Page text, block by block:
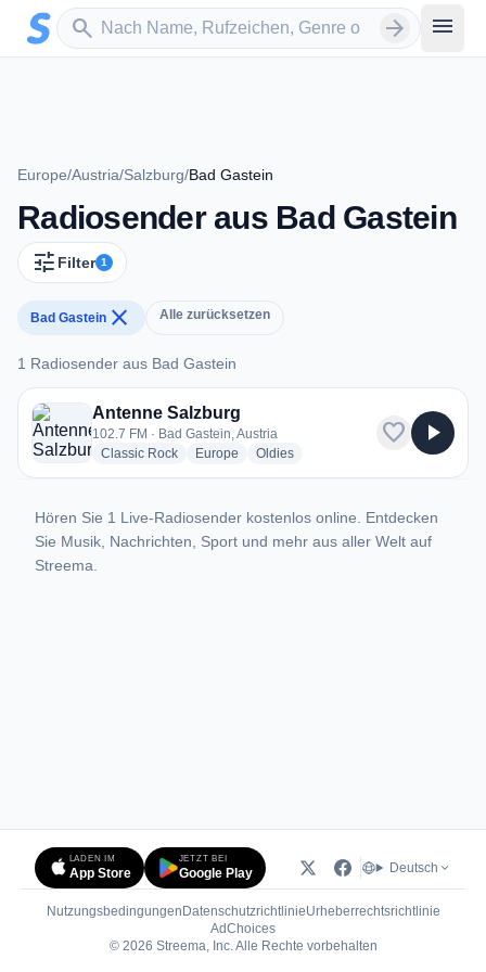
Zum Hauptinhalt springen
search
Sender suchen arrow_forward menu
Europe/Austria/Salzburg/Bad Gastein
Radiosender aus Bad Gastein
tune Filter 1
Bad Gastein close Alle zurücksetzen
1 Radiosender aus Bad Gastein
1 Radiosender aus Bad Gastein
Antenne Salzburg
102.7 FM · Bad Gastein, Austria
Classic Rockradio stations
Europe radio stations
Oldiesradio stations
favorite play_arrow
Hören Sie 1 Live-Radiosender kostenlos online. Entdecken
Sie Musik, Nachrichten, Sport und mehr aus aller Welt auf
Streema.
LADEN IM
App Store
JETZT BEI
Google Play Deutsch
Nutzungsbedingungen DatenschutzrichtlinieUrheberrechtsrichtlinie
AdChoices(öffnet in neuem Tab)
© 2026 Streema, Inc. Alle Rechte vorbehalten